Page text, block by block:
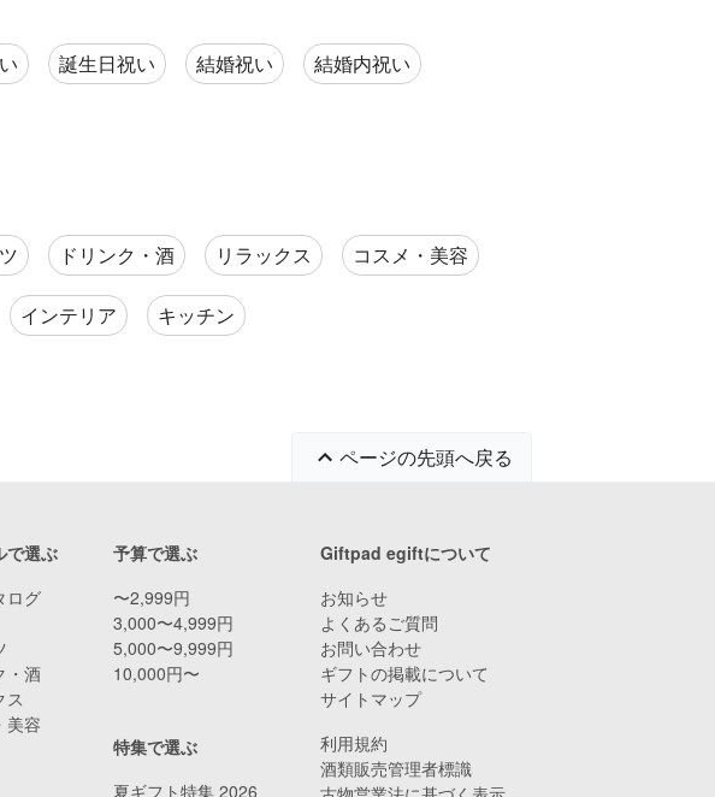
誕生日祝い 結婚祝い 結婚内祝い
ドリンク・酒 リラックス コスメ・美容
インテリア キッチン
ページの先頭へ戻る
予算で選ぶ
〜2,999円
3,000〜4,999円
5,000〜9,999円
10,000円〜
で選ぶ
ログ
・酒
ス
美容
特集で選ぶ
夏ギフト特集 2026
Giftpad egiftについて
お知らせ
よくあるご質問
お問い合わせ
ギフトの掲載について
サイトマップ
利用規約
酒類販売管理者標識